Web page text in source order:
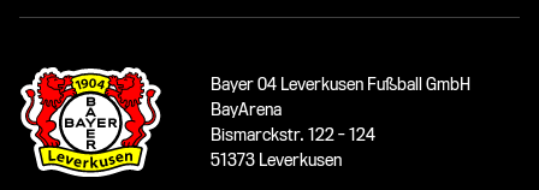
Bayer 04 Leverkusen Fußball GmbH
BayArena
Bismarckstr. 122 - 124
51373 Leverkusen